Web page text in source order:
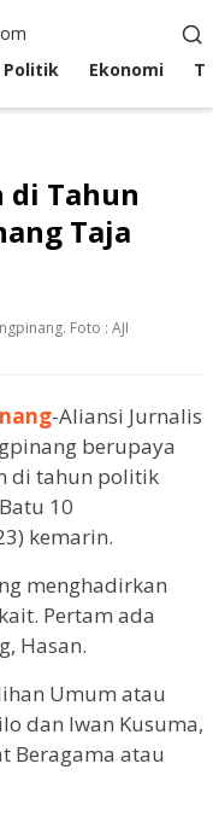
Politik Ekonomi
di Tahun
Taja
Foto : AJI
-Aliansi Jurnalis
berupaya
di tahun politik
10
kemarin.
menghadirkan
Pertam ada
Hasan.
Umum atau
dan Iwan Kusuma,
Beragama atau